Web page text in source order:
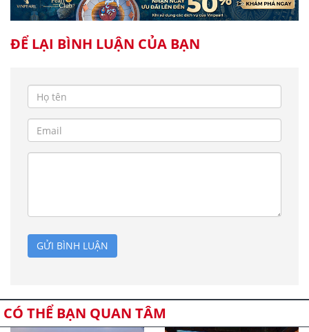
ĐỂ LẠI BÌNH LUẬN CỦA BẠN
GỬI BÌNH LUẬN
CÓ THỂ BẠN QUAN TÂM